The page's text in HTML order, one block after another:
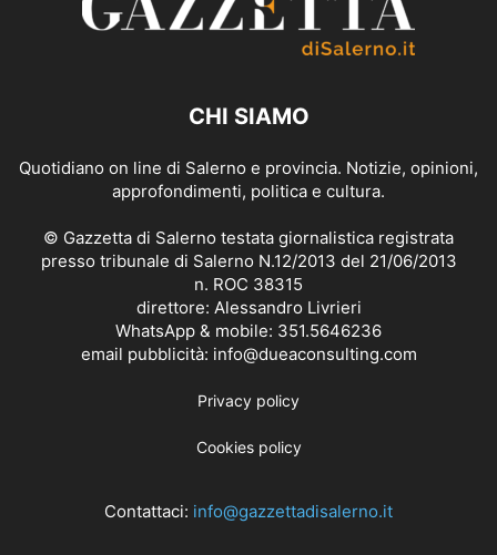
CHI SIAMO
Quotidiano on line di Salerno e provincia. Notizie, opinioni,
approfondimenti, politica e cultura.
© Gazzetta di Salerno testata giornalistica registrata
presso tribunale di Salerno N.12/2013 del 21/06/2013
n. ROC 38315
direttore: Alessandro Livrieri
WhatsApp & mobile: 351.5646236
email pubblicità: info@dueaconsulting.com
Privacy policy
Cookies policy
Contattaci: info@gazzettadisalerno.it